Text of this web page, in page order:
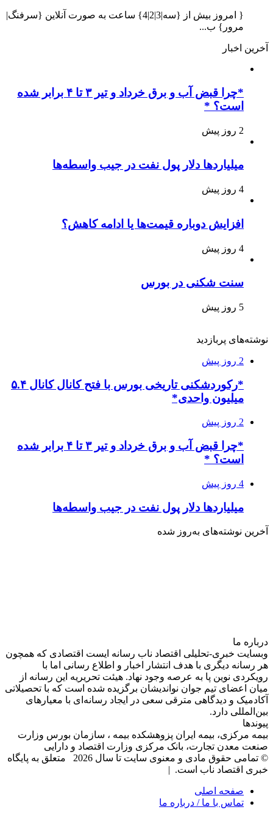
{ امروز بیش از {سه|3|2|4} ساعت به صورت آنلاین {سرفنگ|
مرور} ب...
آخرین اخبار
*چرا قبض آب و برق خرداد و تیر ۳ تا ۴ برابر شده
است؟ *
2 روز پیش
میلیاردها دلار پول نفت در جیب واسطه‌ها
4 روز پیش
افزایش دوباره قیمت‌ها یا ادامه کاهش؟
4 روز پیش
سنت شکنی در بورس
5 روز پیش
نوشته‌های پربازدید
2 روز پیش
*رکوردشکنی تاریخی بورس با فتح کانال کانال ۵.۴
میلیون واحدی*
2 روز پیش
*چرا قبض آب و برق خرداد و تیر ۳ تا ۴ برابر شده
است؟ *
4 روز پیش
میلیاردها دلار پول نفت در جیب واسطه‌ها
آخرین نوشته‌های‌ به‌روز شده
درباره‌ ما
وبسایت خبری-تحلیلی اقتصاد ناب رسانه‌ ایست اقتصادی که همچون
هر رسانه دیگری با هدف انتشار اخبار و اطلاع رسانی اما با
رویکردی نوین پا به عرصه وجود نهاد. هیئت تحریریه این رسانه از
میان اعضای تیم جوان نواندیشان برگزیده شده است که با تحصیلاتی
آکادمیک و دیدگاهی‌ مترقی سعی در ایجاد رسانه‌ای با معیار‌های
بین‌المللی دارد.
پیوندها
بیمه مرکزی، بیمه ایران پزوهشکده بیمه ، سازمان بورس وزارت
صنعت معدن تجارت، بانک مرکزی وزارت اقتصاد و دارایی
© تمامی حقوق مادی و معنوی سایت تا سال 2026 متعلق به پایگاه
خبری اقتصاد ناب است. |
صفحه اصلی
تماس با ما / درباره ما